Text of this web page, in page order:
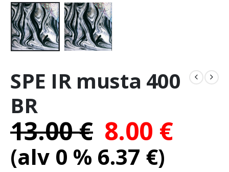
SPE IR musta 400
BR
13.00€ 8.00 €
(alv 0 % 6.37 €)